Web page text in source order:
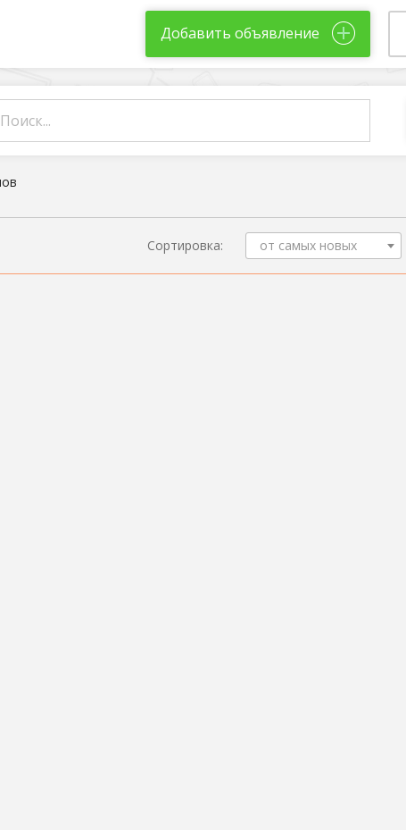
Добавить объявление
Сортировка: от самых новых